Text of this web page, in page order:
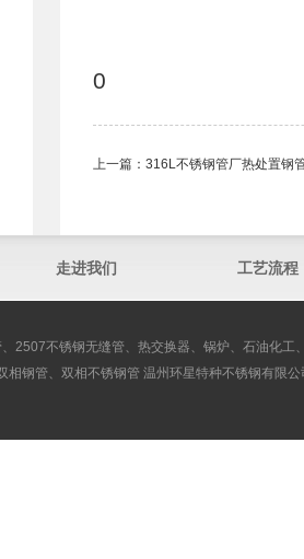
0
上一篇： 316L不锈钢管厂热处置钢
走进我们 工艺流程
2507不锈钢无缝管、热交换器、锅炉、石油化
相钢管、双相不锈钢管 温州环星特种不锈钢有限